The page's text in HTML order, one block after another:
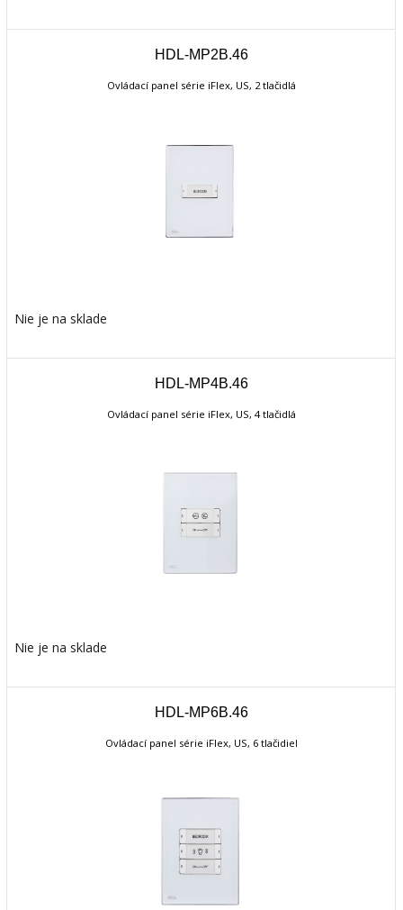
HDL-MP2B.46
Ovládací panel série iFlex, US, 2 tlačidlá
Nie je na sklade
HDL-MP4B.46
Ovládací panel série iFlex, US, 4 tlačidlá
Nie je na sklade
HDL-MP6B.46
Ovládací panel série iFlex, US, 6 tlačidiel